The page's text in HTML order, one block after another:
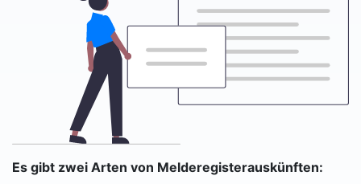
Es gibt zwei Arten von Melderegisterauskünften: